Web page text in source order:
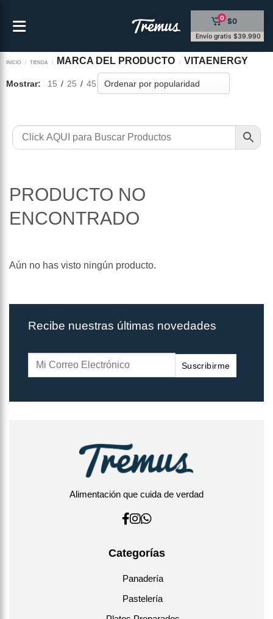
0 $0
Envío gratis $39.990
INICIO / TIENDA / MARCA DEL PRODUCTO / VITAENERGY
Mostrar: 15 / 25 / 45
PRODUCTO NO
ENCONTRADO
Aún no has visto ningún producto.
Recibe nuestras últimas novedades
Suscribirme
Alimentación que cuida de verdad
Categorías
Panadería
Pastelería